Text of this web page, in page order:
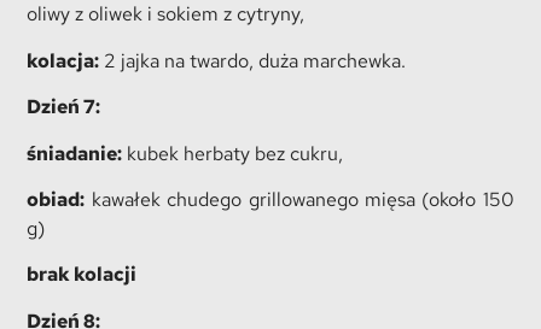
oliwy z oliwek i sokiem z cytryny,
kolacja: 2 jajka na twardo, duża marchewka.
Dzień 7:
śniadanie: kubek herbaty bez cukru,
obiad: kawałek chudego grillowanego mięsa (około 150
g)
brak kolacji
Dzień 8: